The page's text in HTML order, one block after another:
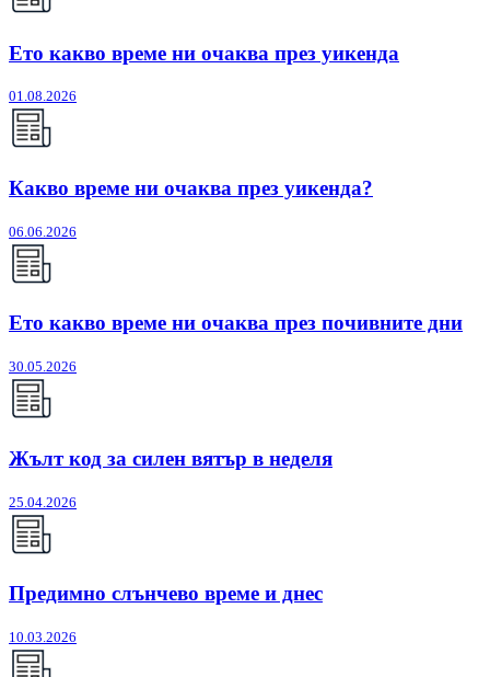
Ето какво време ни очаква през уикенда
01.08.2026
Какво време ни очаква през уикенда?
06.06.2026
Ето какво време ни очаква през почивните дни
30.05.2026
Жълт код за силен вятър в неделя
25.04.2026
Предимно слънчево време и днес
10.03.2026